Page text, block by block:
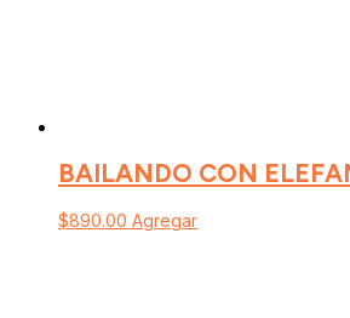
BAILANDO CON
$890.00 Agregar